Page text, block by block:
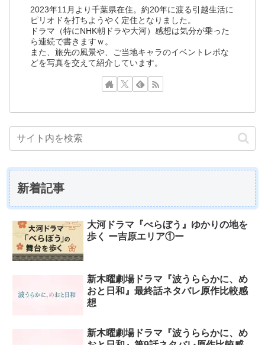
2023年11月より千葉県在住。約20年に渡る引越生活に
ピリオドを打ちようやく定住となりました。
ドラマ（特にNHK朝ドラや大河）感想は気分が乗った
ら連続で書きますｗ。
また、旅先の風景や、ご当地キャラのイベントレポな
どを写真を交えて紹介しています。
新着記事
大河ドラマ『べらぼう』ゆかりの地を
歩く ー吉原エリア①ー
新木曜劇場ドラマ『波うららかに、め
おと日和』最終話ネタバレ原作比較感
想
新木曜劇場ドラマ『波うららかに、め